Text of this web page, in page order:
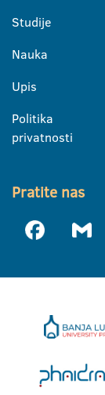
Studije
Nauka
Upis
Politika
privatnosti
Pratite nas